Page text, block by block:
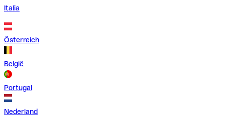
Italia
Österreich
België
Portugal
Nederland